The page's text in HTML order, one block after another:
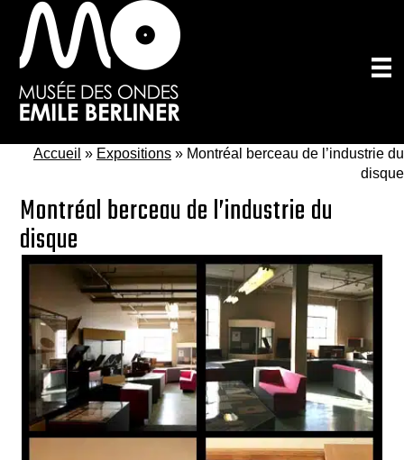
Passer
au
contenu
principal
Accueil » Expositions » Montréal berceau de l’industrie du
disque
Montréal berceau de l’industrie du
disque